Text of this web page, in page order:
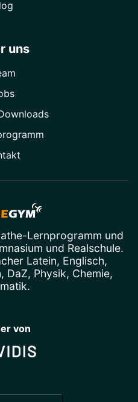
uns
Lernprogramm und
und Realschule.
Latein, Englisch,
, DaZ, Physik, Chemie,
.
von